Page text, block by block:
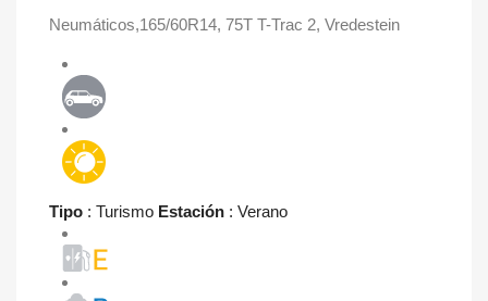
Neumáticos,165/60R14, 75T T-Trac 2, Vredestein
Tipo : Turismo Estación : Verano